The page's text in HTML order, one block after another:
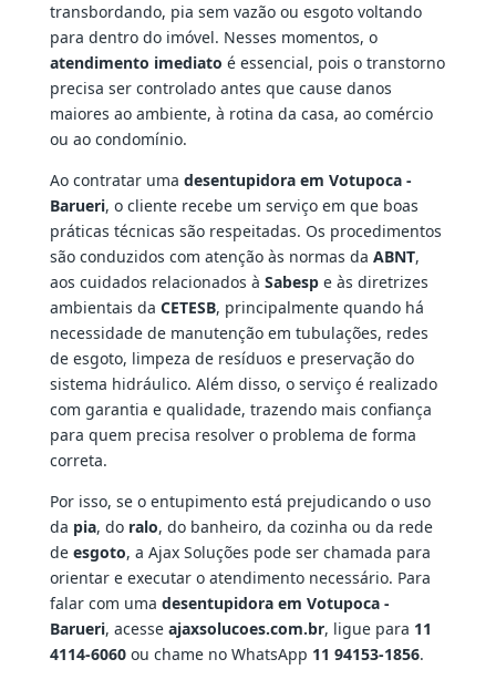
transbordando, pia sem vazão ou esgoto voltando
para dentro do imóvel. Nesses momentos, o
atendimento imediato é essencial, pois o transtorno
precisa ser controlado antes que cause danos
maiores ao ambiente, à rotina da casa, ao comércio
ou ao condomínio.
Ao contratar uma desentupidora em Votupoca -
Barueri, o cliente recebe um serviço em que boas
práticas técnicas são respeitadas. Os procedimentos
são conduzidos com atenção às normas da ABNT,
aos cuidados relacionados à Sabespe às diretrizes
ambientais da CETESB, principalmente quando há
necessidade de manutenção em tubulações, redes
de esgoto, limpeza de resíduos e preservação do
sistema hidráulico. Além disso, o serviço é realizado
com garantia e qualidade, trazendo mais confiança
para quem precisa resolver o problema de forma
correta.
Por isso, se o entupimento está prejudicando o uso
da pia, do ralo, do banheiro, da cozinha ou da rede
de esgoto, a Ajax Soluções pode ser chamada para
orientar e executar o atendimento necessário. Para
falar com uma desentupidora em Votupoca -
Barueri, acesse ajaxsolucoes.com.br, ligue para 11
4114-6060ou chame no WhatsApp 11 94153-1856.